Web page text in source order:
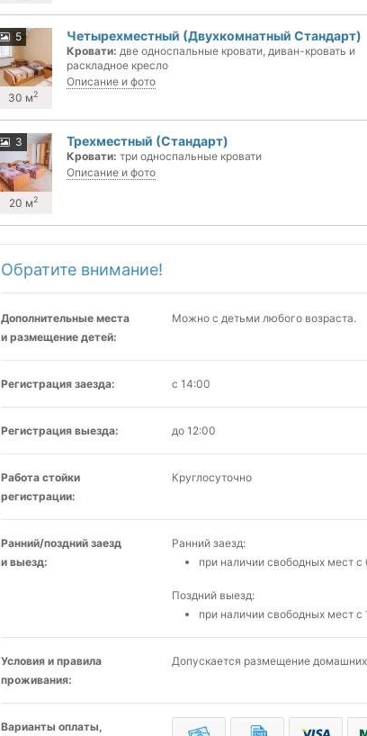
5
30 м2
Четырехместный (Двухкомнатный Стандарт)
Кровати: две односпальные кровати, диван-кровать и
раскладное кресло
Описание и фото
3
20 м2
Трехместный (Стандарт)
Кровати: три односпальные кровати
Описание и фото
Обратите внимание!
Дополнительные места
и размещение детей:
Можно с детьми любого возраста.
Регистрация заезда: с 14:00
Регистрация выезда: до 12:00
Работа стойки
регистрации:
Круглосуточно
Ранний/поздний заезд
и выезд:
Ранний заезд:
при наличии свободных мест
Поздний выезд:
при наличии свободных мест c
Условия и правила
проживания:
Допускается размещение
Варианты оплаты,